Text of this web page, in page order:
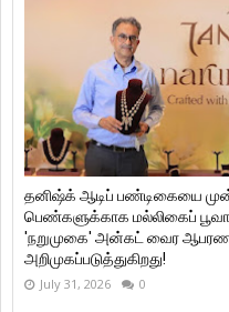
தனிஷ்க் ஆடிப் பண்டிகையை
பெண்களுக்காக மல்லிகைப்
'நறுமுகை' அன்கட் வைர
அறிமுகப்படுத்துகிறது!
July 31, 2026 0